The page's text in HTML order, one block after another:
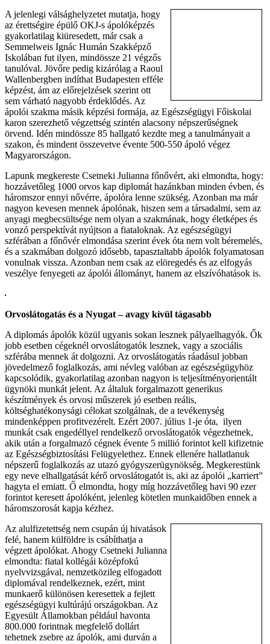
A jelenlegi válsághelyzetet mutatja, hogy
az érettségire épülő OKJ-s ápolóképzés
gyakorlatilag kiüresedett, már csak a
Semmelweis Ignác Humán Szakképző
Iskolában fut ilyen, mindössze 21 végzős
tanulóval. Jövőre pedig kizárólag a Raoul
Wallenbergben indíthat Budapesten efféle
képzést, ám az előrejelzések szerint ott
sem várható nagyobb érdeklődés. Az
ápolói szakma másik képzési formája, az Egészségügyi Főiskolai
karon szerezhető végzettség szintén alacsony népszerűségnek
örvend. Idén mindössze 85 hallgató kezdte meg a tanulmányait a
szakon, és mindent összevetve évente 500-550 ápoló végez
Magyarországon.
Lapunk megkereste Csetneki Julianna főnővért, aki elmondta, hogy:
hozzávetőleg 1000 orvos kap diplomát hazánkban minden évben, és
háromszor ennyi nővérre, ápolóra lenne szükség. Azonban ma már
nagyon kevesen mennek ápolónak, hiszen sem a társadalmi, sem az
anyagi megbecsültsége nem olyan a szakmának, hogy életképes és
vonzó perspektívát nyújtson a fiataloknak. Az egészségügyi
szférában a főnővér elmondása szerint évek óta nem volt béremelés,
és a szakmában dolgozó idősebb, tapasztaltabb ápolók folyamatosan
vonulnak vissza. Azonban nem csak az elöregedés és az elfogyás
veszélye fenyegeti az ápolói állományt, hanem az elszívóhatások is.
Orvoslátogatás és a Nyugat – avagy kívül tágasabb
A diplomás ápolók közül ugyanis sokan lesznek pályaelhagyók. Ők
jobb esetben cégeknél orvoslátogatók lesznek, vagy a szociális
szférába mennek át dolgozni. Az orvoslátogatás ráadásul jobban
jövedelmező foglalkozás, ami névleg valóban az egészségügyhöz
kapcsolódik, gyakorlatilag azonban nagyon is teljesítményorientált
ügynöki munkát jelent. Az általuk forgalmazott generikus
készítmények és orvosi műszerek jó esetben reális,
költséghatékonysági célokat szolgálnak, de a tevékenység
mindenképpen profitvezérelt. Ezért 2007. július 1-je óta, ilyen
munkát csak engedéllyel rendelkező orvoslátogatók végezhetnek,
akik után a forgalmazó cégnek évente 5 millió forintot kell kifizetnie
az Egészségbiztosítási Felügyelethez. Ennek ellenére hallatlanuk
népszerű foglalkozás az utazó gyógyszerügynökség. Megkerestünk
egy neve elhallgatását kérő orvoslátogatót is, aki az ápolói „karriert”
hagyta el emiatt. Ő elmondta, hogy míg hozzávetőleg havi 90 ezer
forintot keresett ápolóként, jelenleg kötetlen munkaidőben ennek a
háromszorosát kapja kézhez.
Az alulfizetettség nem csupán új hivatások
felé, hanem külföldre is csábíthatja a
végzett ápolókat. Ahogy Csetneki Julianna
elmondta: fiatal kollégái középfokú
nyelvvizsgával, nemzetközileg elfogadott
diplomával rendelkeznek, ezért, mint
munkaerő különösen keresettek a fejlett
egészségügyi kultúrájú országokban. Az
Egyesült Államokban például havonta
800.000 forintnak megfelelő dollárt
tehetnek zsebre az ápolók, ami durván a